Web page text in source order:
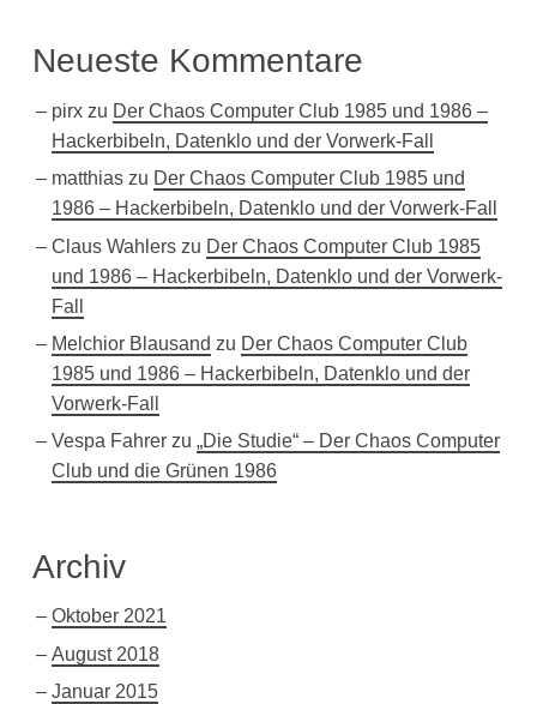
Neueste Kommentare
pirxzu Der Chaos Computer Club 1985 und 1986 –
Hackerbibeln, Datenklo und der Vorwerk-Fall
matthiaszu Der Chaos Computer Club 1985 und
1986 – Hackerbibeln, Datenklo und der Vorwerk-Fall
Claus Wahlerszu Der Chaos Computer Club 1985
und 1986 – Hackerbibeln, Datenklo und der Vorwerk-
Fall
Melchior Blausand zu Der Chaos Computer Club
1985 und 1986 – Hackerbibeln, Datenklo und der
Vorwerk-Fall
Vespa Fahrerzu „Die Studie“ – Der Chaos Computer
Club und die Grünen 1986
Archiv
Oktober 2021
August 2018
Januar 2015